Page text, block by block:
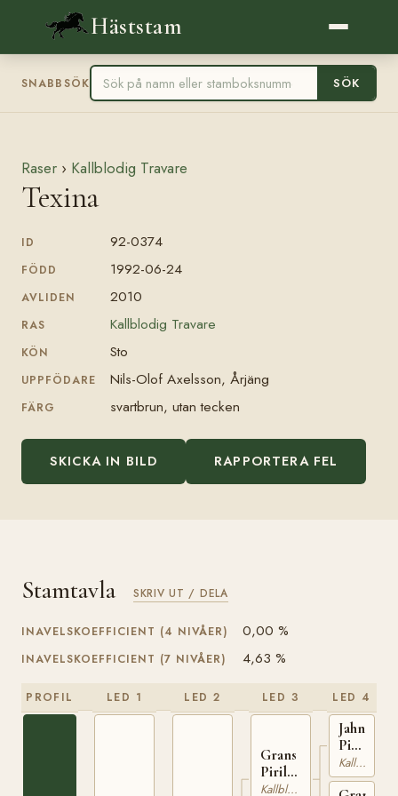
Häststam
SNABBSÖK SÖK
Raser › Kallblodig Travare
Texina
ID 92-0374
FÖDD 1992-06-24
AVLIDEN 2010
RAS Kallblodig Travare
KÖN Sto
UPPFÖDARE Nils-Olof Axelsson, Årjäng
FÄRG svartbrun, utan tecken
SKICKA IN BILD RAPPORTERA FEL
Stamtavla SKRIV UT / DELA
INAVELSKOEFFICIENT (4 NIVÅER) 0,00 %
INAVELSKOEFFICIENT (7 NIVÅER) 4,63 %
PROFIL LED 1 LED 2 LED 3
Grans
Piril
(NO)Kallblodig Travare
LED 4
Jahn
Piril
(NO)
N
Kallblodig Travare